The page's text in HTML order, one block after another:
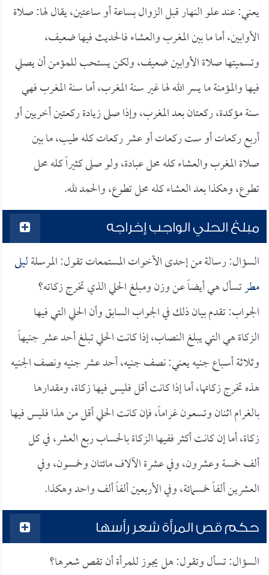
يعني: عند علو النهار قبل الزوال بساعة أو ساعتين، يقال لها: صلاة
الأوابين، أما ما بين المغرب والعشاء فالحديث فيها ضعيف،
وتسميتها صلاة الأوابين ضعيف، ولكن يستحب للمؤمن أن يصلي
فيها والمؤمنة ما يسر الله لها غير سنة المغرب، أما سنة المغرب فهي
سنة مؤكدة، ركعتان بعد المغرب، وإذا صلى زيادة ركعتين أخريين أو
أربع ركعات أو ست ركعات أو عشر ركعات كله طيب، ما بين
صلاة المغرب والعشاء كله محل عبادة، ولو صلى كثيراً كله محل
تطوع، وهكذا بعد العشاء كله محل تطوع، والحمد لله.
مبلغ الحلي الواجب إخراجه
السؤال: رسالة من إحدى الأخوات المستمعات تقول: المرسلةليلى
مطرتسأل هي أيضاً عن وزن ومبلغ الحلي الذي تخرج زكاته؟
الجواب: تقدم بيان ذلك في الجواب السابق وأن الحلي التي فيها
الزكاة هي التي يبلغ النصاب، إذا كانت الحلي تبلغ أحد عشر جنيهاً
وثلاثة أسباع جنيه يعني: نصف جنيه، أحد عشر جنيه ونصف الجنيه
هذه تخرج زكاتها، أما إذا كانت أقل فليس فيها زكاة، ومقدارها
بالغرام اثنان وتسعون غراماً، فإن كانت الحلي أقل من هذا فليس فيها
زكاة، أما إن كانت أكثر ففيها الزكاة بالحساب ربع العشر، في كل
ألف خمسة وعشرون، وفي عشرة الآلاف مائتان وخمسون، وفي
العشرين ألفاً خمسمائة، وفي الأربعين ألفاً ألف واحد وهكذا.
حكم قص المرأة شعر رأسها
السؤال: تسأل وتقول: هل يجوز للمرأة أن تقص شعرها؟